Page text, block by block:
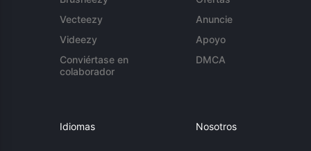
Vecteezy
Videezy
Conviértase en
colaborador
Anuncie
Apoyo
DMCA
Idiomas Nosotros